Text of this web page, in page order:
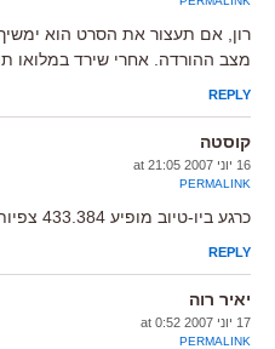
רון, אם תעצור את הסרט הוא
מצב ההורדה. אחרי שירד במלואו
REPLY
קוסטה
16 יוני 2007 at 21:05
PERMALINK
כרגע ביו-טיוב מופיע 433.384 צפיות. למה 4 מיליון??
REPLY
יאיר רוה
17 יוני 2007 at 0:52
PERMALINK